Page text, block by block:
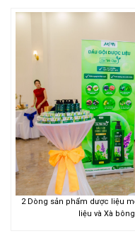
2 Dòng sản phẩm dược liệu
liệu và Xà